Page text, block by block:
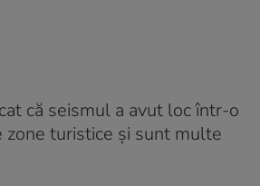
că seismul a avut loc într-o
zone turistice și sunt multe